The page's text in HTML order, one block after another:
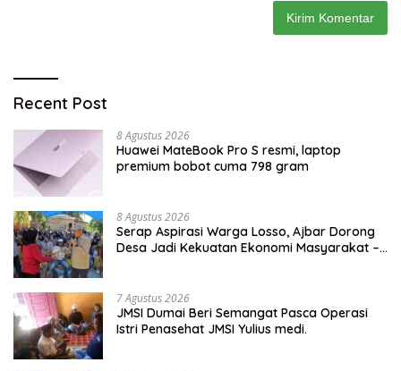
Recent Post
8 Agustus 2026
Huawei MateBook Pro S resmi, laptop
premium bobot cuma 798 gram
8 Agustus 2026
Serap Aspirasi Warga Losso, Ajbar Dorong
Desa Jadi Kekuatan Ekonomi Masyarakat –
7 Agustus 2026
JMSI Dumai Beri Semangat Pasca Operasi
Istri Penasehat JMSI Yulius medi.